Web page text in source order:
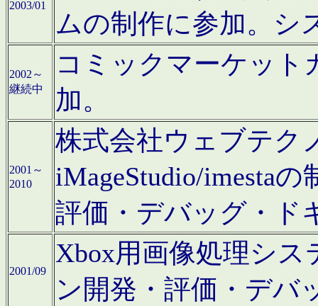
2003/01
ムの制作に参加。シ
2002～
継続中
コミックマーケット
加。
2001～
2010
株式会社ウェブテク
iMageStudio/imesta
評価・デバッグ・ド
2001/09
Xbox用画像処理シ
ン開発・評価・デバ